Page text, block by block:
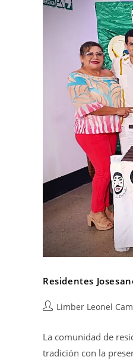
Residentes
Limber Leonel
La comunidad de
tradición con la